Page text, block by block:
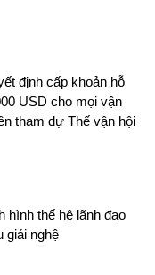
định cấp khoản hỗ
USD cho mọi vận
tham dự Thế vận hội
hình thế hệ lãnh đạo
giải nghệ